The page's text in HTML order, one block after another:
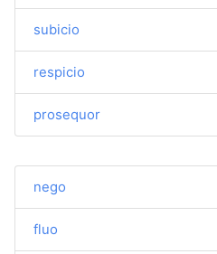
subicio
respicio
prosequor
nego
fluo